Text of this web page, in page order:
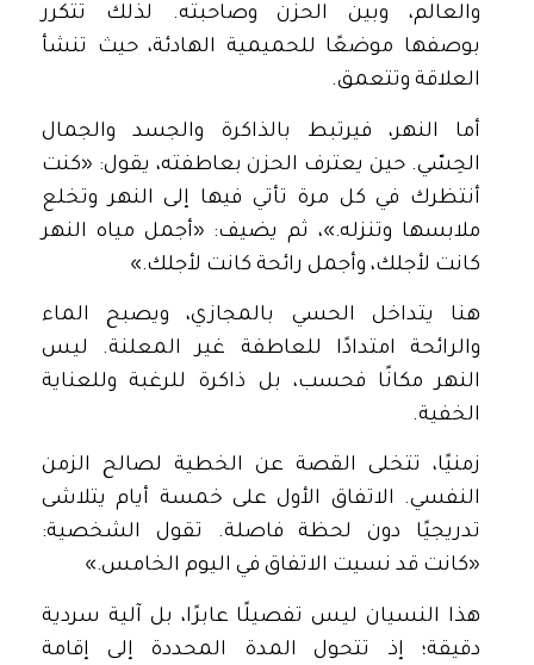
والعالم، وبين الحزن وصاحبته. لذلك تتكرر
بوصفها موضعًا للحميمية الهادئة، حيث تنشأ
العلاقة وتتعمق.
أما النهر، فيرتبط بالذاكرة والجسد والجمال
الحِسّي. حين يعترف الحزن بعاطفته، يقول: «كنت
أنتظرك في كل مرة تأتي فيها إلى النهر وتخلع
ملابسها وتنزله.»، ثم يضيف: «أجمل مياه النهر
كانت لأجلك، وأجمل رائحة كانت لأجلك.»
هنا يتداخل الحسي بالمجازي، ويصبح الماء
والرائحة امتدادًا للعاطفة غير المعلنة. ليس
النهر مكانًا فحسب، بل ذاكرة للرغبة وللعناية
الخفية.
زمنيًا، تتخلى القصة عن الخطية لصالح الزمن
النفسي. الاتفاق الأول على خمسة أيام يتلاشى
تدريجيًا دون لحظة فاصلة. تقول الشخصية:
«كانت قد نسيت الاتفاق في اليوم الخامس.»
هذا النسيان ليس تفصيلًا عابرًا، بل آلية سردية
دقيقة؛ إذ تتحول المدة المحددة إلى إقامة